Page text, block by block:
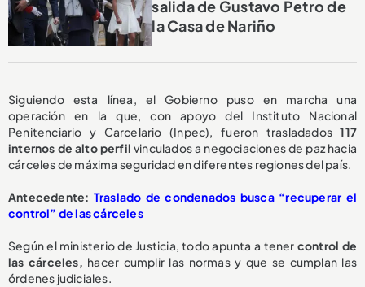
salida de Gustavo Petro de
la Casa de Nariño
Siguiendo esta línea, el Gobierno puso en marcha una
operación en la que, con apoyo del Instituto Nacional
Penitenciario y Carcelario (Inpec), fueron trasladados117
internos de alto perfil vinculados a negociaciones de paz hacia
cárceles de máxima seguridad en diferentes regiones del país.
Antecedente: Traslado de condenados busca “recuperar el
control” de las cárceles
Según el ministerio de Justicia, todo apunta a tener control de
las cárceles, hacer cumplir las normas y que se cumplan las
órdenes judiciales.